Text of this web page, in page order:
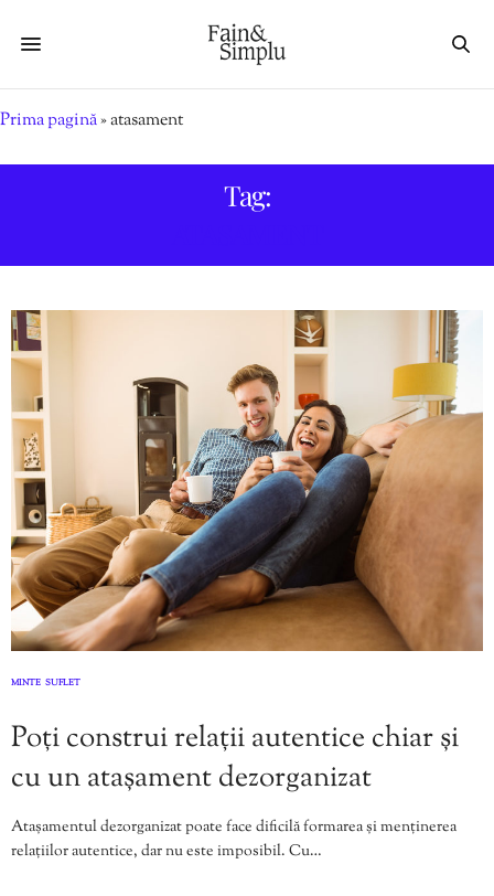
Prima pagină»atasament
Tag:
MINTE SUFLET
Poți construi relații autentice chiar și
cu un atașament dezorganizat
Atașamentul dezorganizat poate face dificilă formarea și menținerea
relațiilor autentice, dar nu este imposibil. Cu…